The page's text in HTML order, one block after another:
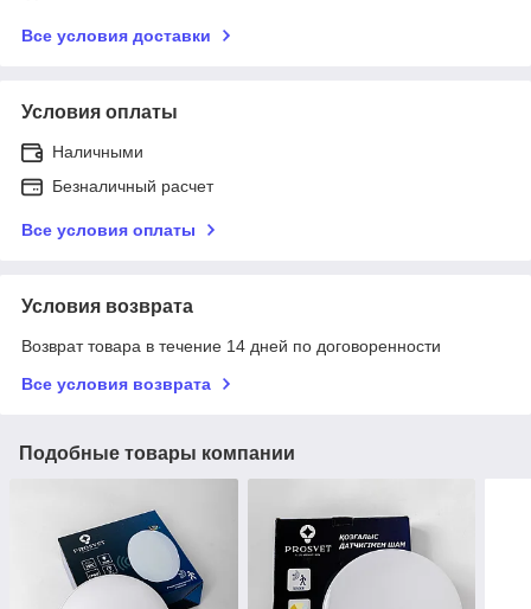
Все условия доставки
Условия оплаты
Наличными
Безналичный расчет
Все условия оплаты
Условия возврата
Возврат товара в течение 14 дней по договоренности
Все условия возврата
Подобные товары компании